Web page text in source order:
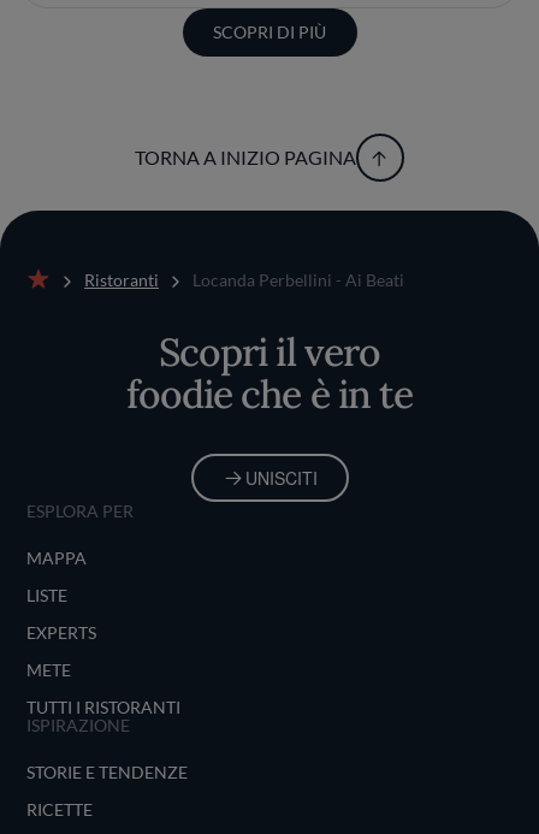
SCOPRI DI PIÙ
TORNA A INIZIO PAGINA
Ristoranti Locanda Perbellini - Ai Beati
Scopri il vero
foodie che è in te
UNISCITI
ESPLORA PER
MAPPA
LISTE
EXPERTS
METE
TUTTI I RISTORANTI
ISPIRAZIONE
STORIE E TENDENZE
RICETTE